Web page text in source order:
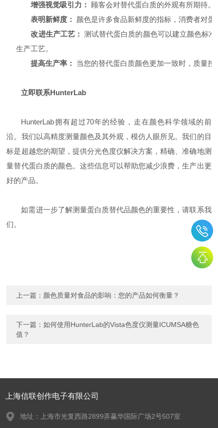
增强视觉吸引力： 顾客会对替代蛋白质的外观有所期待
表明新鲜度：
颜色是许多食品新鲜度的指标，消费者对
改进生产工艺： 测试替代蛋白质的颜色可以建立颜色标
生产工艺。
提高生产率：
当您的替代蛋白质颜色更加一致时，质量
立即联系HunterLab
HunterLab拥有超过70年的经验，走在颜色科学领域的前
沿。我们以高精度测量颜色及其外观，模仿人眼所见。我们的目
标是超越您的期望，提供分光色度仪解决方案，精确、准确地测
量替代蛋白质的颜色。这些信息可以帮助您减少浪费，生产出更
好的产品。
如需进一步了解测量蛋白质替代品颜色的重要性，请联系我
们。
上一篇： 颜色质量对食品的影响：您的产品如何衡量？
下一篇：如何使用HunterLab的Vista色度仪测量ICUMSA糖色
值？
上海信联创作电子有限公司
地址：上海市光复西路2899弄赢华国际广场2号507室